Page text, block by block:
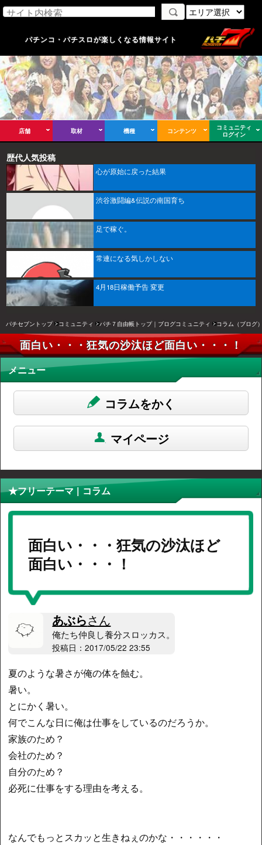
パチンコ・パチスロが楽しくなる情報サイト
店舗 取材 機種 コンテンツ
コミュニティ
ログイン
歴代人気投稿
心が原始に戻った結果
渋谷激闘編&伝説の南国育ち
足で稼ぐ。
常連になる気しかしない
4月18日稼働予告 変更
パチセブントップ コミュニティ パチ７自由帳トップ｜ブログコミュニティ コラム（ブログ
面白い・・・狂気の沙汰ほど面白い・・・！
メニュー
コラムをかく
マイページ
★フリーテーマ | コラム
面白い・・・狂気の沙汰ほど
面白い・・・！
あぶらさん
俺たち仲良し養分スロッカス。
投稿日：2017/05/22 23:55
夏のような暑さが俺の体を蝕む。
暑い。
とにかく暑い。
何でこんな日に俺は仕事をしているのだろうか。
家族のため？
会社のため？
自分のため？
必死に仕事をする理由を考える。
なんでもっとスカッと生きねぇのかな・・・・・・